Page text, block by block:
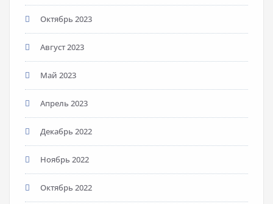
Октябрь 2023
Август 2023
Май 2023
Апрель 2023
Декабрь 2022
Ноябрь 2022
Октябрь 2022